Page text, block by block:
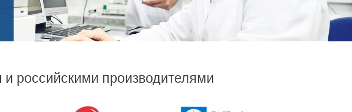
российскими производителями